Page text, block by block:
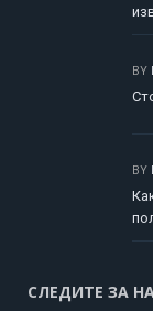
BY
BY
СЛЕДИТЕ ЗА